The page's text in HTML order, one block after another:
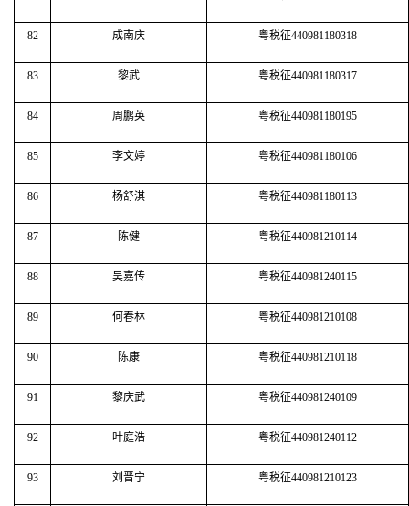
82 成南庆 粤税征440981180318
83 黎武 粤税征440981180317
84 周鹏英 粤税征440981180195
85 李文婷 粤税征440981180106
86 杨舒淇 粤税征440981180113
87 陈健 粤税征440981210114
88 吴嘉传 粤税征440981240115
89 何春林 粤税征440981210108
90 陈康 粤税征440981210118
91 黎庆武 粤税征440981240109
92 叶庭浩 粤税征440981240112
93 刘晋宁 粤税征440981210123